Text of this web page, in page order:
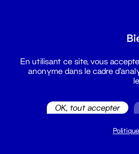
02 51 88 25 25
Du lundi au vendredi 14h →
En utilisant ce site, vous
anonyme dans le cadre
OK, tout accepter